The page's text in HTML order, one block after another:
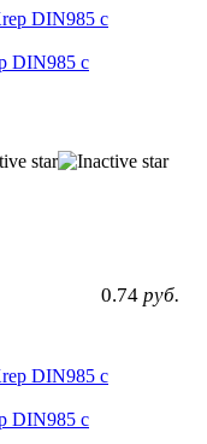
DIN985 c
0.74 руб.
DIN985 c